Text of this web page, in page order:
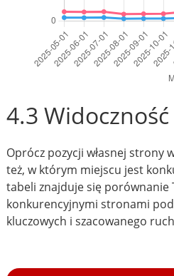
4.3
Oprócz pozycji własnej strony
też, w którym miejscu jest
tabeli znajduje się porównanie
konkurencyjnymi stronami pod
kluczowych i szacowanego